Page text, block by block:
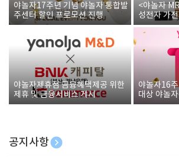
야놀자17주년 기념 야놀자 통합발
주센터 할인 프로모션 진행
<야놀자
성전자 가
야놀자제휴점 금융혜택제공 위한
제휴 및 금융서비스 게시
야놀자16
대상 야놀
폰 증정
공지사항
[호텔업] 개인정보 처리방침 개정본1 (19.09.02)